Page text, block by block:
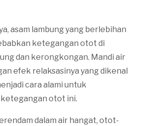
asam lambung yang berlebihan
ketegangan otot di
dan kerongkongan. Mandi air
efek relaksasinya yang dikenal
cara alami untuk
otot ini.
dalam air hangat, otot-